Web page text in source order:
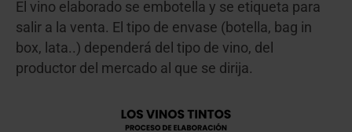
El vino elaborado se embotella y se etiqueta para
salir a la venta. El tipo de envase (botella, bag in
box, lata..) dependerá del tipo de vino, del
productor del mercado al que se dirija.